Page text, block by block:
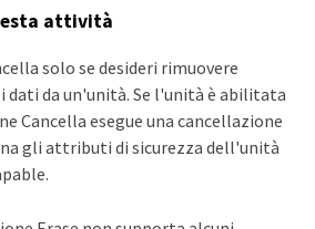
attività
solo se desideri rimuovere
da un'unità. Se l'unità è abilitata
Cancella esegue una cancellazione
gli attributi di sicurezza dell'unità